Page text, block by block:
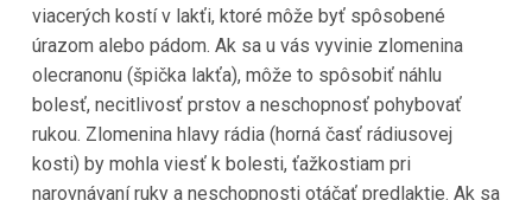
viacerých kostí v lakťi, ktoré môže byť spôsobené
úrazom alebo pádom. Ak sa u vás vyvinie zlomenina
olecranonu (špička lakťa), môže to spôsobiť náhlu
bolesť, necitlivosť prstov a neschopnosť pohybovať
rukou. Zlomenina hlavy rádia (horná časť rádiusovej
kosti) by mohla viesť k bolesti, ťažkostiam pri
narovnávaní ruky a neschopnosti otáčať predlaktie. Ak sa